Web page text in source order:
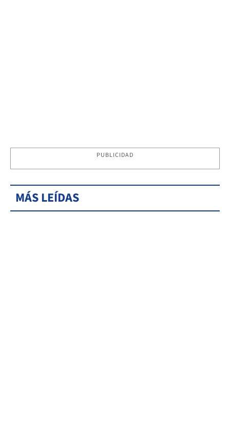
PUBLICIDAD
MÁS LEÍDAS